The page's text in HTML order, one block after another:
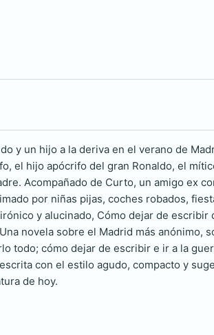
y un hijo a la deriva en el verano de
el hijo apócrifo del gran Ronaldo, el
Acompañado de Curto, un amigo ex
por niñas pijas, coches robados,
y alucinado, Cómo dejar de
novela sobre el Madrid más anónimo,
todo; cómo dejar de escribir e ir a la
con el estilo agudo, compacto y
de hoy.